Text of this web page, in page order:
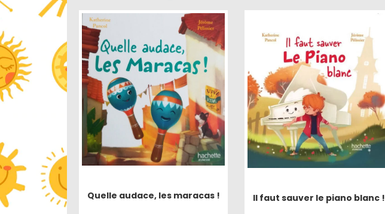
Quelle audace, les maracas ! Il faut sauver le piano blanc !